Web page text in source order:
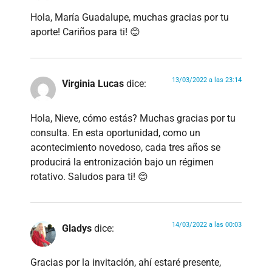
Hola, María Guadalupe, muchas gracias por tu
aporte! Cariños para ti! 😊
Virginia Lucas dice: 13/03/2022 a las 23:14
Hola, Nieve, cómo estás? Muchas gracias por tu
consulta. En esta oportunidad, como un
acontecimiento novedoso, cada tres años se
producirá la entronización bajo un régimen
rotativo. Saludos para ti! 😊
Gladys dice: 14/03/2022 a las 00:03
Gracias por la invitación, ahí estaré presente,